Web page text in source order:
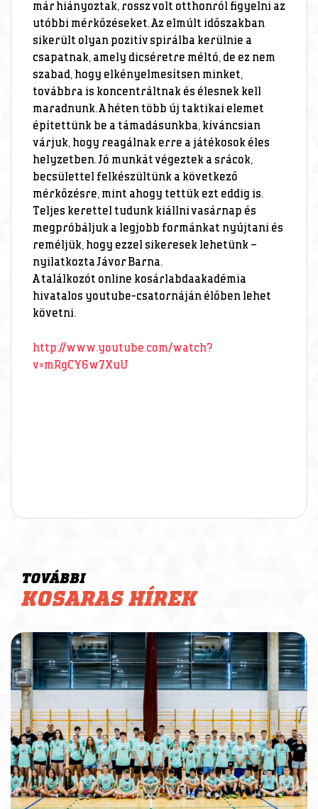
már hiányoztak, rossz volt otthonról figyelni az
utóbbi mérkőzéseket. Az elmúlt időszakban
sikerült olyan pozitív spirálba kerülnie a
csapatnak, amely dicséretre méltó, de ez nem
szabad, hogy elkényelmesítsen minket,
továbbra is koncentráltnak és élesnek kell
maradnunk. A héten több új taktikai elemet
építettünk be a támadásunkba, kíváncsian
várjuk, hogy reagálnak erre a játékosok éles
helyzetben. Jó munkát végeztek a srácok,
becsülettel felkészültünk a következő
mérkőzésre, mint ahogy tettük ezt eddig is.
Teljes kerettel tudunk kiállni vasárnap és
megpróbáljuk a legjobb formánkat nyújtani és
reméljük, hogy ezzel sikeresek lehetünk –
nyilatkozta Jávor Barna.
A találkozót online kosárlabdaakadémia
hivatalos youtube-csatornáján élőben lehet
követni.
http://www.youtube.com/watch?
v=mRgCY6w7XuU
TOVÁBBI
KOSARAS HÍREK